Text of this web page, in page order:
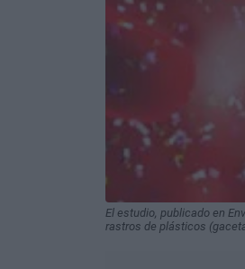
El estudio, publicado en
rastros de plásticos